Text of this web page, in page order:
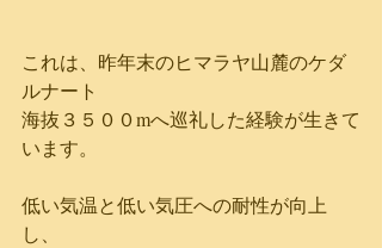
これは、昨年末のヒマラヤ山麓のケダ
ルナート
海抜３５００mへ巡礼した経験が生きて
います。
低い気温と低い気圧への耐性が向上
し、